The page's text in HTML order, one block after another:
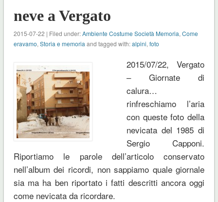
neve a Vergato
2015-07-22 | Filed under:Ambiente Costume Società Memoria, Come
eravamo, Storia e memoria and tagged with:alpini, foto
2015/07/22, Vergato
– Giornate di
calura…
rinfreschiamo l’aria
con queste foto della
nevicata del 1985 di
Sergio Capponi.
Riportiamo le parole dell’articolo conservato
nell’album dei ricordi, non sappiamo quale giornale
sia ma ha ben riportato i fatti descritti ancora oggi
come nevicata da ricordare.